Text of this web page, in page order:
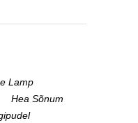
Lamp
Hea Sõnum